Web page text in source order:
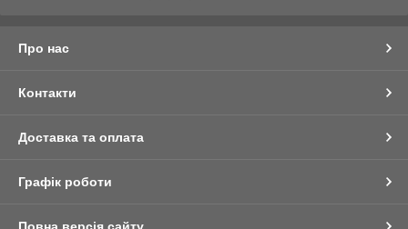
Про нас
Контакти
Доставка та оплата
Графік роботи